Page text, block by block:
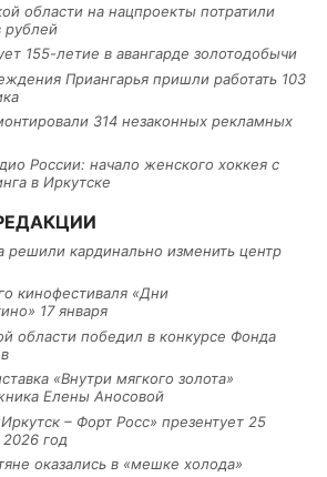
области на нацпроекты потратили
рублей
155-летие в авангарде золотодобычи
Приангарья пришли работать 103
314 незаконных рекламных
России: начало женского хоккея с
в Иркутске
решили кардинально изменить центр
кинофестиваля «Дни
17 января
области победил в конкурсе Фонда
«Внутри мягкого золота»
Елены Аносовой
– Форт Росс» презентует 25
год
оказались в «мешке холода»